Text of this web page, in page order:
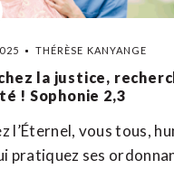
THÉRÈSE KANYANGE
la justice,
! Sophonie 2,3
l’Éternel, vous tous,
pratiquez ses